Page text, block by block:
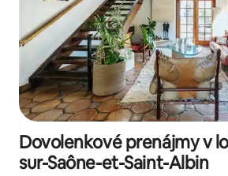
Dovolenkové prenájmy v
sur-Saône-et-Saint-Albin